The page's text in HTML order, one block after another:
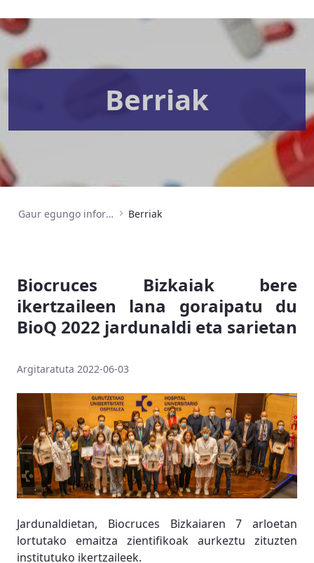
Berriak
Gaur egungo informazioa Berriak
Biocruces Bizkaiak bere
ikertzaileen lana goraipatu du
BioQ 2022 jardunaldi eta sarietan
Argitaratuta 2022-06-03
Jardunaldietan, Biocruces Bizkaiaren 7 arloetan
lortutako emaitza zientifikoak aurkeztu zituzten
institutuko ikertzaileek.